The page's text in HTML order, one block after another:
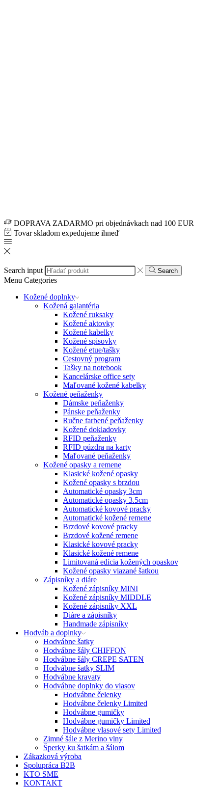
DOPRAVA ZADARMO pri objednávkach nad 100 EUR
Tovar skladom expedujeme ihneď
Search input Search
Menu Categories
Kožené doplnky
Kožená galantéria
Kožené ruksaky
Kožené aktovky
Kožené kabelky
Kožené spisovky
Kožené etue/tašky
Cestovný program
Tašky na notebook
Kancelárske office sety
Maľované kožené kabelky
Kožené peňaženky
Dámske peňaženky
Pánske peňaženky
Ručne farbené peňaženky
Kožené dokladovky
RFID peňaženky
RFID púzdra na karty
Maľované peňaženky
Kožené opasky a remene
Klasické kožené opasky
Kožené opasky s brzdou
Automatické opasky 3cm
Automatické opasky 3.5cm
Automatické kovové pracky
Automatické kožené remene
Brzdové kovové pracky
Brzdové kožené remene
Klasické kovové pracky
Klasické kožené remene
Limitovaná edícia kožených opaskov
Kožené opasky viazané šatkou
Zápisníky a diáre
Kožené zápisníky MINI
Kožené zápisníky MIDDLE
Kožené zápisníky XXL
Diáre a zápisníky
Handmade zápisníky
Hodváb a doplnky
Hodvábne šatky
Hodvábne šály CHIFFON
Hodvábne šály CREPE SATEN
Hodvábne šatky SLIM
Hodvábne kravaty
Hodvábne doplnky do vlasov
Hodvábne čelenky
Hodvábne čelenky Limited
Hodvábne gumičky
Hodvábne gumičky Limited
Hodvábne vlasové sety Limited
Zimné šále z Merino vlny
Šperky ku šatkám a šálom
Zákazková výroba
Spolupráca B2B
KTO SME
KONTAKT